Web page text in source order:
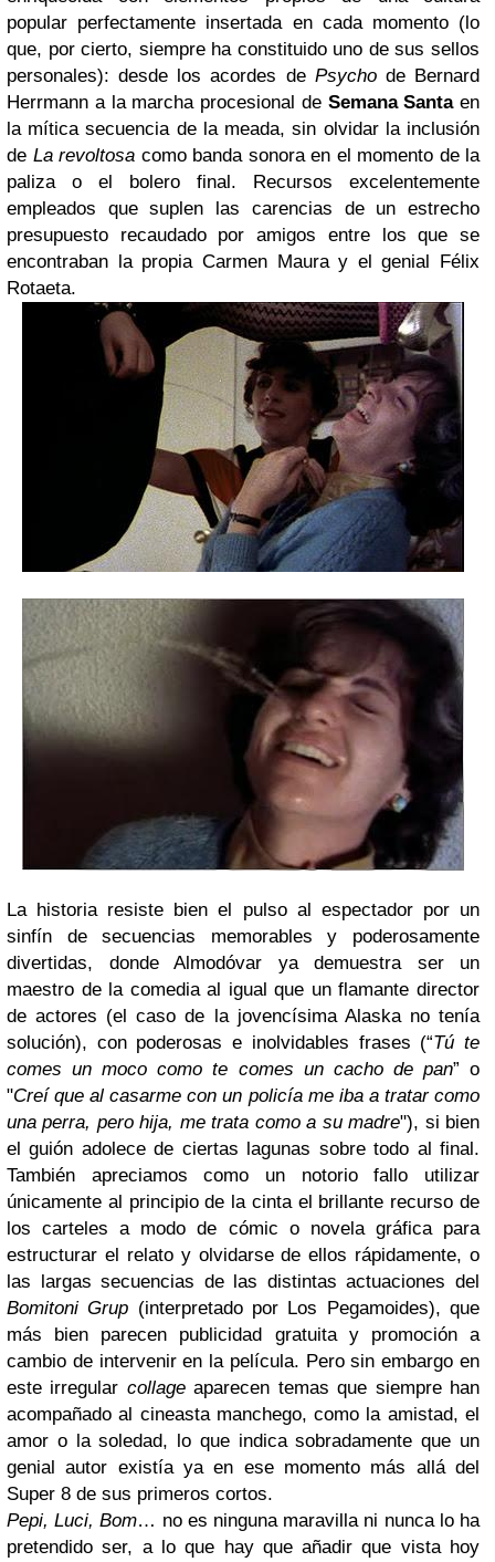
popular perfectamente insertada en cada momento (lo
que, por cierto, siempre ha constituido uno de sus sellos
personales): desde los acordes de Psychode Bernard
Herrmann a la marcha procesional de Semana Santaen
la mítica secuencia de la meada, sin olvidar la inclusión
de La revoltosa como banda sonora en el momento de la
paliza o el bolero final. Recursos excelentemente
empleados que suplen las carencias de un estrecho
presupuesto recaudado por amigos entre los que se
encontraban la propia Carmen Maura y el genial Félix
Rotaeta.
La historia resiste bien el pulso al espectador por un
sinfín de secuencias memorables y poderosamente
divertidas, donde Almodóvar ya demuestra ser un
maestro de la comedia al igual que un flamante director
de actores (el caso de la jovencísima Alaska no tenía
solución), con poderosas e inolvidables frases (“Tú te
comes un moco como te comes un cacho de pan” o
"Creí que al casarme con un policía me iba a tratar como
una perra, pero hija, me trata como a su madre"), si bien
el guión adolece de ciertas lagunas sobre todo al final.
También apreciamos como un notorio fallo utilizar
únicamente al principio de la cinta el brillante recurso de
los carteles a modo de cómic o novela gráfica para
estructurar el relato y olvidarse de ellos rápidamente, o
las largas secuencias de las distintas actuaciones del
Bomitoni Grup (interpretado por Los Pegamoides), que
más bien parecen publicidad gratuita y promoción a
cambio de intervenir en la película. Pero sin embargo en
este irregular collageaparecen temas que siempre han
acompañado al cineasta manchego, como la amistad, el
amor o la soledad, lo que indica sobradamente que un
genial autor existía ya en ese momento más allá del
Super 8 de sus primeros cortos.
Pepi, Luci, Bom… no es ninguna maravilla ni nunca lo ha
pretendido ser, a lo que hay que añadir que vista hoy